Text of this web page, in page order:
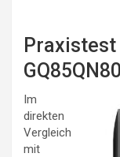
Praxistest
Im
direkten
Vergleich
mit